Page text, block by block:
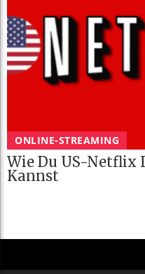
ONLINE-STREAMING
Wie Du US-Netflix
Kannst